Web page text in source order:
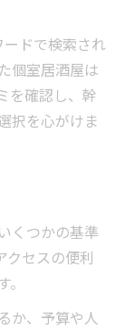
ドで検索され
個室居酒屋は
を確認し、幹
択を心がけま
くつかの基準
クセスの便利
か、予算や人